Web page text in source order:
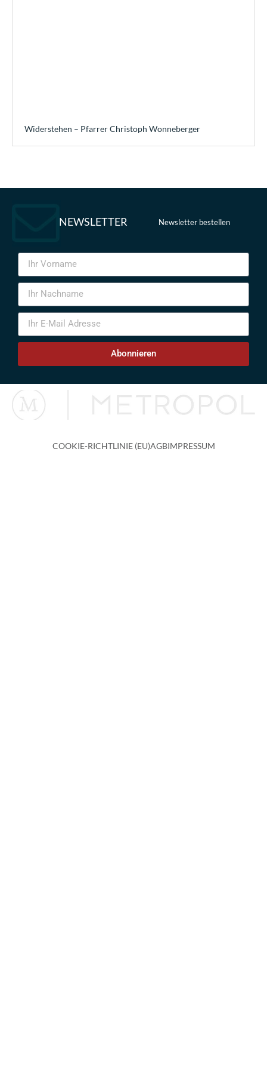
Widerstehen – Pfarrer Christoph Wonneberger
NEWSLETTER Newsletter bestellen
Abonnieren
COOKIE-RICHTLINIE (EU)AGBIMPRESSUM